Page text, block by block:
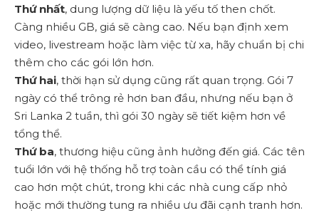
Thứ nhất, dung lượng dữ liệu là yếu tố then chốt.
Càng nhiều GB, giá sẽ càng cao. Nếu bạn định xem
video, livestream hoặc làm việc từ xa, hãy chuẩn bị chi
thêm cho các gói lớn hơn.
Thứ hai, thời hạn sử dụng cũng rất quan trọng. Gói 7
ngày có thể trông rẻ hơn ban đầu, nhưng nếu bạn ở
Sri Lanka 2 tuần, thì gói 30 ngày sẽ tiết kiệm hơn về
tổng thể.
Thứ ba, thương hiệu cũng ảnh hưởng đến giá. Các tên
tuổi lớn với hệ thống hỗ trợ toàn cầu có thể tính giá
cao hơn một chút, trong khi các nhà cung cấp nhỏ
hoặc mới thường tung ra nhiều ưu đãi cạnh tranh hơn.